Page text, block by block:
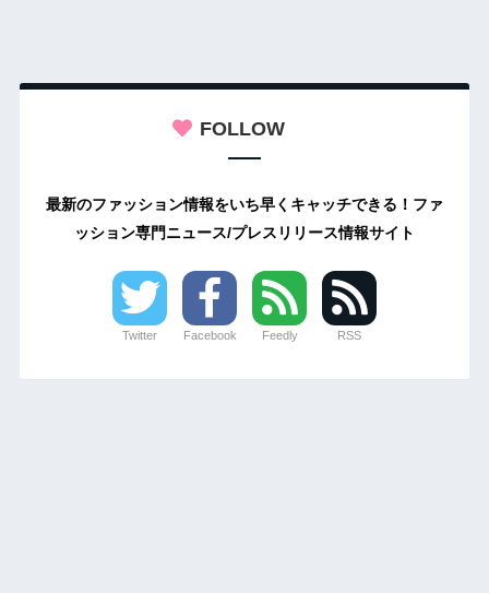
FOLLOW
最新のファッション情報をいち早くキャッチできる！ファ
ッション専門ニュース/プレスリリース情報サイト
Twitter Facebook Feedly RSS